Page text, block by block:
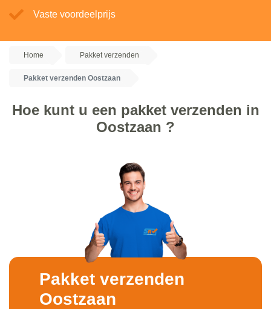
Vaste voordeelprijs
Home Pakket verzenden
Pakket verzenden Oostzaan
Hoe kunt u een pakket verzenden in
Oostzaan ?
Pakket verzenden
Oostzaan